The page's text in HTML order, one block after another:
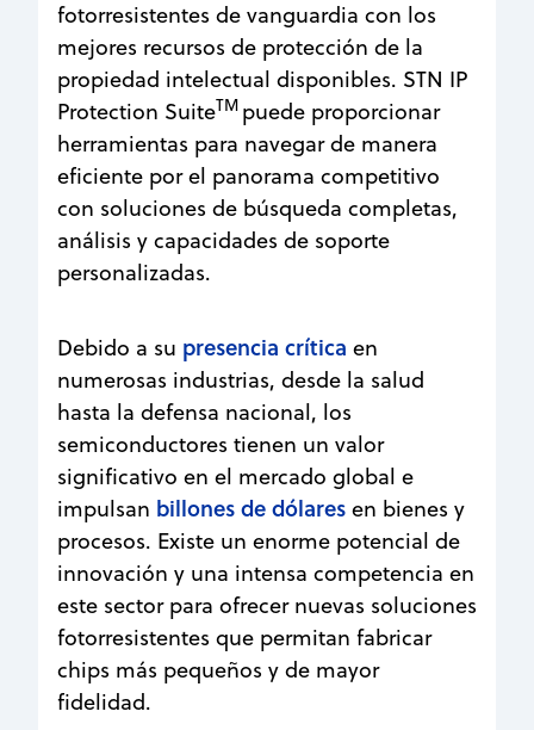
fotorresistentes de vanguardia con los
mejores recursos de protección de la
propiedad intelectual disponibles. STN IP
Protection SuiteTM puede proporcionar
herramientas para navegar de manera
eficiente por el panorama competitivo
con soluciones de búsqueda completas,
análisis y capacidades de soporte
personalizadas.
Debido a su presencia crítica en
numerosas industrias, desde la salud
hasta la defensa nacional, los
semiconductores tienen un valor
significativo en el mercado global e
impulsan billones de dólares en bienes y
procesos. Existe un enorme potencial de
innovación y una intensa competencia en
este sector para ofrecer nuevas soluciones
fotorresistentes que permitan fabricar
chips más pequeños y de mayor
fidelidad.